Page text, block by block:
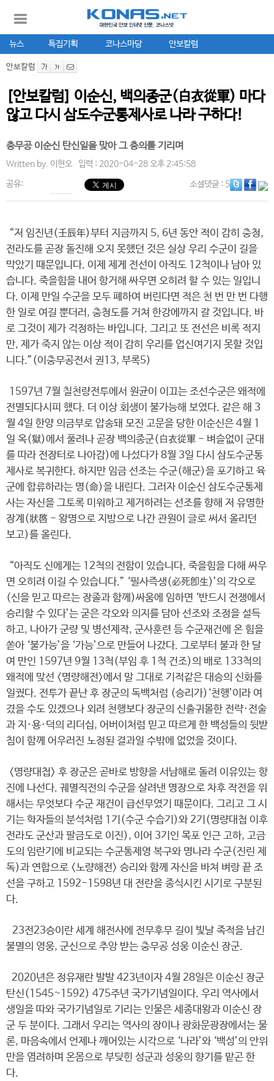
뉴스 특집기획 코나스마당 안보칼럼
안보칼럼
[안보칼럼] 이순신, 백의종군(白衣從軍) 마다
않고 다시 삼도수군통제사로 나라 구하다!
충무공 이순신 탄신일을 맞아 그 충의를 기리며
Written by. 이현오 입력 : 2020-04-28 오후 2:45:58
공유: 소셜댓글: 5
“저 임진년(壬辰年)부터 지금까지 5, 6년 동안 적이 감히 충청,
전라도를 곧장 돌진해 오지 못했던 것은 실상 우리 수군이 길을
막았기 때문입니다. 이제 제게 전선이 아직도 12척이나 남아 있
습니다. 죽을힘을 내어 항거해 싸우면 오히려 할 수 있는 일입니
다. 이제 만일 수군을 모두 폐하여 버린다면 적은 천 번 만 번 다행
한 일로 여길 뿐더러, 충청도를 거쳐 한강에까지 갈 것입니다. 바
로 그것이 제가 걱정하는 바입니다. 그리고 또 전선은 비록 적지
만, 제가 죽지 않는 이상 적이 감히 우리를 업신여기지 못할 것입
니다.”(이충무공전서 권13, 부록5)
1597년 7월 칠천량전투에서 원균이 이끄는 조선수군은 왜적에
전멸되다시피 했다. 더 이상 회생이 불가능해 보였다. 같은 해 3
월 4일 한양 의금부로 압송돼 모진 고문을 당한 이순신은 4월 1
일 옥(獄)에서 풀려나 곧장 백의종군(白衣從軍 - 벼슬없이 군대
를 따라 전장터로 나아감)에 나섰다가 8월 3일 다시 삼도수군통
제사로 복귀한다. 하지만 임금 선조는 수군(해군)을 포기하고 육
군에 합류하라는 명(命)을 내린다. 그러자 이순신 삼도수군통제
사는 자신을 그토록 미워하고 제거하려는 선조를 향해 저 유명한
장계(狀啓 - 왕명으로 지방으로 나간 관원이 글로 써서 올리던
보고)를 올린다.
“아직도 신에게는 12척의 전함이 있습니다. 죽을힘을 다해 싸우
면 오히려 이길 수 있습니다.” ‘필사즉생(必死卽生)’의 각오로
(신을 믿고 따르는 장졸과 함께)싸움에 임하면 ‘반드시 전쟁에서
승리할 수 있다’는 굳은 각오와 의지를 담아 선조와 조정을 설득
하고, 나아가 군량 및 병선제작, 군사훈련 등 수군재건에 온 힘을
쏟아 ‘불가능’을 ‘가능’으로 만들어 나갔다. 그로부터 불과 한 달
여 만인 1597년 9월 13척(부임 후 1척 건조)의 배로 133척의
왜적에 맞선 <명량해전>에서 말 그대로 기적같은 대승의 신화를
일궜다. 전투가 끝난 후 장군의 독백처럼 (승리가)‘천행’이라 여
겼을 수도 있겠으나 외려 천행보다 장군의 신출귀몰한 전략·전술
과 지·용·덕의 리더십, 어버이처럼 믿고 따르게 한 백성들의 뒷받
침이 함께 어우러진 노정된 결과일 수밖에 없었을 것이다.
<명량대첩> 후 장군은 곧바로 방향을 서남해로 돌려 이유있는 항
진에 나선다. 궤멸직전의 수군을 살려낸 명장으로 차후 작전을 위
해서는 무엇보다 수군 재건이 급선무였기 때문이다. 그리고 그 시
기는 학자들의 분석처럼 1기(수군 수습기)와 2기(명량대첩 이후
전라도 군산과 팔금도로 이진), 이어 3기인 목포 인근 고하, 고금
도의 임란기에 비교되는 수군통제영 복구와 명나라 수군(진린 제
독)과 연합으로 <노량해전> 승리와 함께 자신을 바쳐 벼랑 끝 조
선을 구하고 1592-1598년 대 전란을 종식시킨 시기로 구분된
다.
23전23승이란 세계 해전사에 전무후무 길이 빛날 족적을 남긴
불멸의 영웅, 군신으로 추앙 받는 충무공 성웅 이순신 장군.
2020년은 정유재란 발발 423년이자 4월 28일은 이순신 장군
탄신(1545~1592) 475주년 국가기념일이다. 우리 역사에서
생일을 따와 국가기념일로 기리는 인물은 세종대왕과 이순신 장
군 두 분이다. 그래서 우리는 역사의 장이나 광화문광장에서는 물
론, 마음속에서 언제나 깨어있는 시각으로 ‘나라’와 ‘백성’의 안위
만을 염려하며 온몸으로 부딪힌 성군과 성웅의 향기를 맡곤 한
다.